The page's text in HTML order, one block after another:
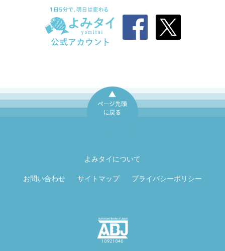
よみタイについて
お問い合わせ サイトマップ プライバシーポリシー